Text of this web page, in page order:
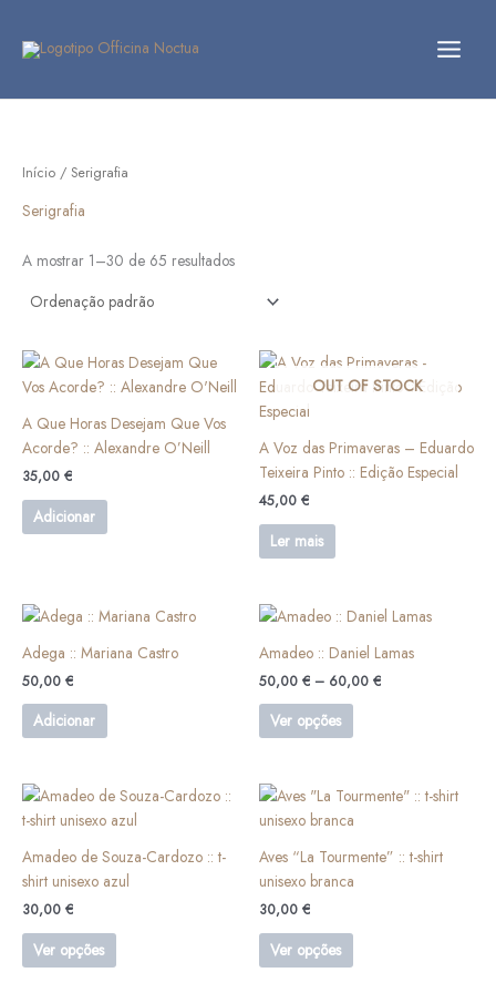
content
Início / Serigrafia
Serigrafia
A mostrar 1–30 de 65 resultados
A Que Horas Desejam Que Vos
Acorde? :: Alexandre O’Neill
35,00 €
Adicionar
OUT OF STOCK
A Voz das Primaveras – Eduardo
Teixeira Pinto :: Edição Especial
45,00 €
Ler mais
Adega :: Mariana Castro
50,00 €
Adicionar
Amadeo :: Daniel Lamas
50,00 € – 60,00 €
Price
50,00 €
through
60,00 €
Ver opções
This
has
multiple
variants.
The
on
the
page
Amadeo de Souza-Cardozo :: t-
shirt unisexo azul
30,00 €
Ver opções
This
product
multiple
variants.
options
may
Aves “La Tourmente” :: t-shirt
unisexo branca
30,00 €
Ver opções
This
product
multiple
variants.
options
may